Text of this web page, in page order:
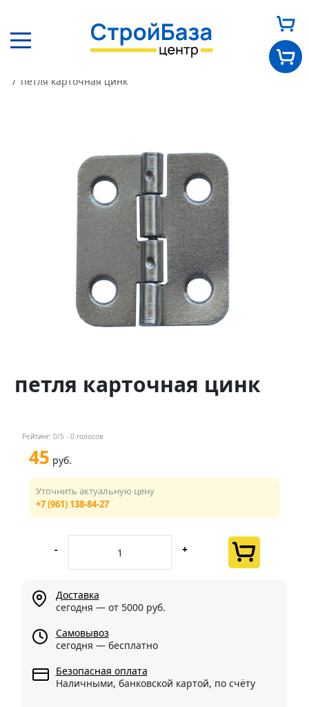
Каталог
Оплата и доставка
Новости
Контакты
+7 (961) 138-84-27
петля карточная цинк
петля карточная цинк
Рейтинг: 0/5 - 0 голосов
45 руб.
Уточнить актуальную цену
+7 (961) 138-84-27
- +
Доставка
сегодня — от 5000 руб.
Самовывоз
сегодня — бесплатно
Безопасная оплата
Наличными, банковской картой, по счёту